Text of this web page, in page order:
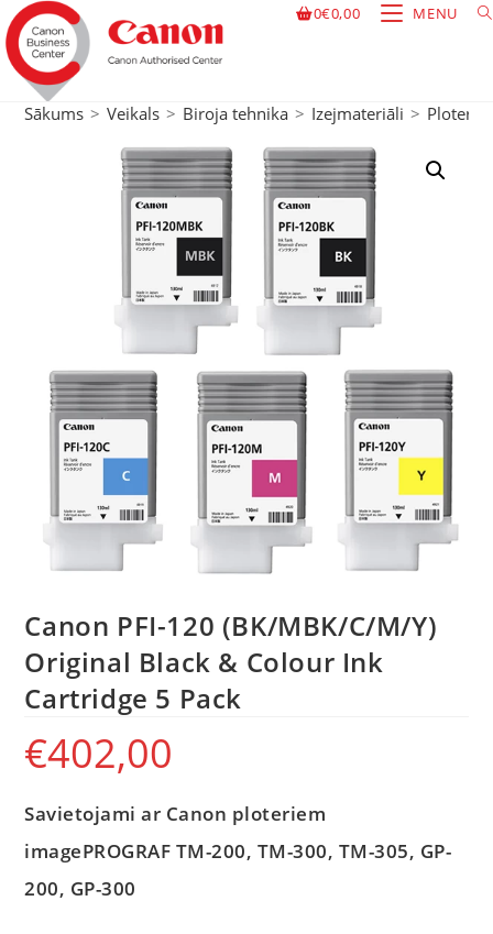
0€0,00 MENU
Sākums > Veikals > Biroja tehnika > Izejmateriāli > Ploteru
Canon PFI-120 (BK/MBK/C/M/Y)
Original Black & Colour Ink
Cartridge 5 Pack
€402,00
Savietojami ar Canon ploteriem
imagePROGRAF TM-200, TM-300, TM-305, GP-
200, GP-300